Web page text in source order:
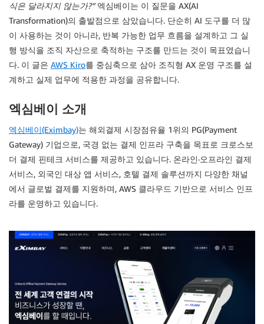
식은 달라지지 않는가?”엑심베이는 이 질문을 AX(AI
Transformation)의 출발점으로 삼았습니다. 단순히 AI 도구를 더 많
이 사용하는 것이 아니라, 반복 가능한 업무 흐름을 설계하고 그 실
행 방식을 조직 자산으로 축적하는 구조를 만드는 것이 목표였습니
다. 이 글은 AWS Kiro를 중심축으로 삼아 조직형 AX 운영 구조를 설
계하고 실제 업무에 적용한 과정을 공유합니다.
엑심베이 소개
엑심베이(Eximbay)는 해외결제 시장점유율 1위의 PG(Payment
Gateway) 기업으로, 국경 없는 결제 인프라 구축을 목표로 크로스보
더 결제 핀테크 서비스를 제공하고 있습니다. 온라인·오프라인 결제
서비스, 외국인 대상 앱 서비스, 호텔 결제 솔루션까지 다양한 채널
에서 글로벌 결제를 지원하며, AWS 클라우드 기반으로 서비스 인프
라를 운영하고 있습니다.